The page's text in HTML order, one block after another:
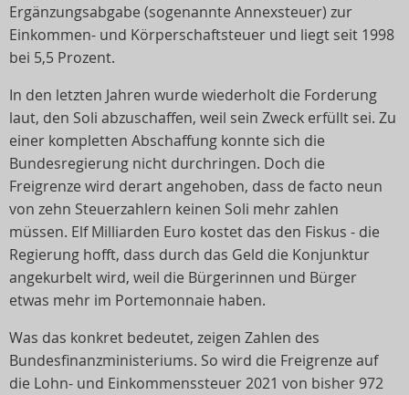
Ergänzungsabgabe (sogenannte Annexsteuer) zur
Einkommen- und Körperschaftsteuer und liegt seit 1998
bei 5,5 Prozent.
In den letzten Jahren wurde wiederholt die Forderung
laut, den Soli abzuschaffen, weil sein Zweck erfüllt sei. Zu
einer kompletten Abschaffung konnte sich die
Bundesregierung nicht durchringen. Doch die
Freigrenze wird derart angehoben, dass de facto neun
von zehn Steuerzahlern keinen Soli mehr zahlen
müssen. Elf Milliarden Euro kostet das den Fiskus - die
Regierung hofft, dass durch das Geld die Konjunktur
angekurbelt wird, weil die Bürgerinnen und Bürger
etwas mehr im Portemonnaie haben.
Was das konkret bedeutet, zeigen Zahlen des
Bundesfinanzministeriums. So wird die Freigrenze auf
die Lohn- und Einkommenssteuer 2021 von bisher 972